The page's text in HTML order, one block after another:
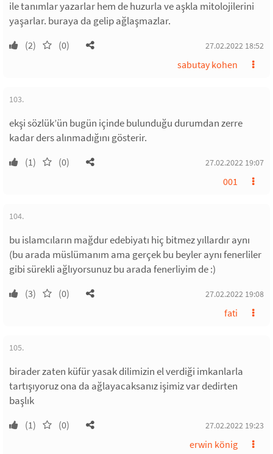
ile tanımlar yazarlar hem de huzurla ve aşkla mitolojilerini
yaşarlar. buraya da gelip ağlaşmazlar.
(2) (0) 27.02.2022 18:52
sabutay kohen
103.
ekşi sözlük’ün bugün içinde bulunduğu durumdan zerre
kadar ders alınmadığını gösterir.
(1) (0) 27.02.2022 19:07
001
104.
bu islamcıların mağdur edebiyatı hiç bitmez yıllardır aynı
(bu arada müslümanım ama gerçek bu beyler aynı fenerliler
gibi sürekli ağlıyorsunuz bu arada fenerliyim de :)
(3) (0) 27.02.2022 19:08
fati
105.
birader zaten küfür yasak dilimizin el verdiği imkanlarla
tartışıyoruz ona da ağlayacaksanız işimiz var dedirten
başlık
(1) (0) 27.02.2022 19:23
erwin könig